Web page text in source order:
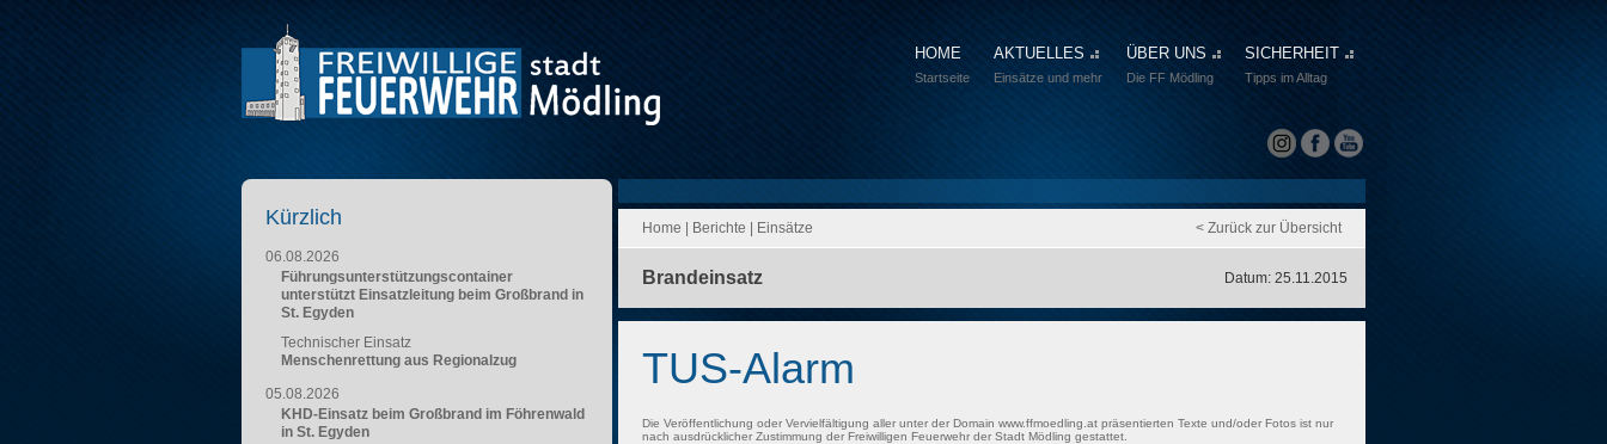
HOME
Startseite
AKTUELLES
Einsätze und mehr
ÜBER UNS
Die FF Mödling
SICHERHEIT
Tipps im Alltag
Home Berichte Einsätze < Zurück zur Übersicht
Brandeinsatz Datum: 25.11.2015
TUS-Alarm
Die Veröffentlichung oder Vervielfältigung aller unter der Domain www.ffmoedling.at präsentierten Texte und/oder Fotos ist nur
nach ausdrücklicher Zustimmung der Freiwilligen Feuerwehr der Stadt Mödling gestattet.
Kürzlich
06.08.2026
Führungsunterstützungscontainer
unterstützt Einsatzleitung beim Großbrand in
St. Egyden
Technischer Einsatz
Menschenrettung aus Regionalzug
05.08.2026
KHD-Einsatz beim Großbrand im Föhrenwald
in St. Egyden